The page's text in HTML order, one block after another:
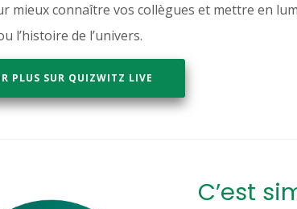
mieux connaître vos collègues et mettre en
l’histoire de l’univers.
PLUS SUR QUIZWITZ LIVE
C’est